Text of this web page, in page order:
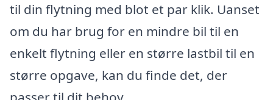
til din flytning med blot et par klik. Uanset
om du har brug for en mindre bil til en
enkelt flytning eller en større lastbil til en
større opgave, kan du finde det, der